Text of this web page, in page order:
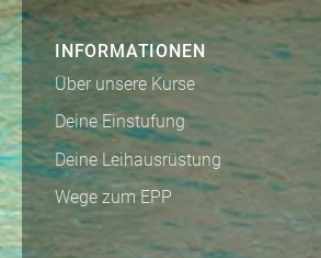
INFORMATIONEN
Über unsere Kurse
Deine Einstufung
Deine Leihausrüstung
Wege zum EPP